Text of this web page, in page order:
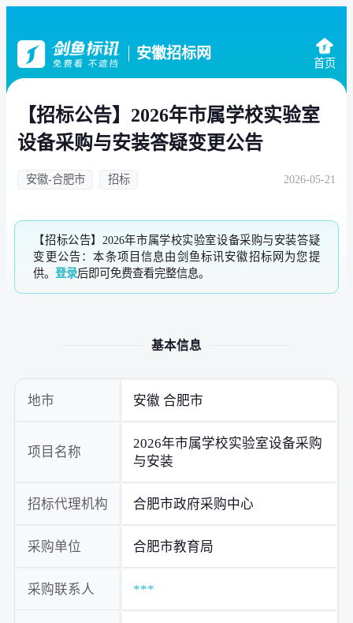
安徽招标网
首页
【招标公告】2026年市属学校实验室
设备采购与安装答疑变更公告
安徽-合肥市 招标 2026-05-21
【招标公告】2026年市属学校实验室设备采购与安装答疑
变更公告：本条项目信息由剑鱼标讯安徽招标网为您提
供。登录后即可免费查看完整信息。
基本信息
地市 安徽 合肥市
项目名称
2026年市属学校实验室设备采购
与安装
招标代理机构 合肥市政府采购中心
采购单位 合肥市教育局
采购联系人 ***